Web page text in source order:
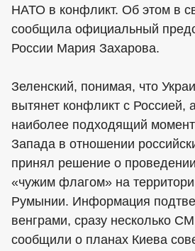
НАТО в конфликт. Об этом в
сообщила официальный
России Мария Захарова.
Зеленский, понимая, что
вытянет конфликт с Россией,
наиболее подходящий момент
Запада в отношении
принял решение о
«чужим флагом» на
Румынии. Информация
венграми, сразу несколько
сообщили о планах Киева